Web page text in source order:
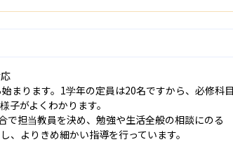
まります。1学年の定員は20名ですから、必修科
子がよくわかります。
で担当教員を決め、勉強や生活全般の相談にのる
、よりきめ細かい指導を行っています。